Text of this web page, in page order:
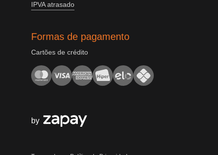
IPVA atrasado
Formas de pagamento
Cartões de crédito
by